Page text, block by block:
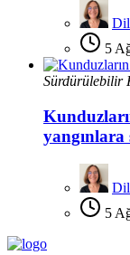
5
Sürdürülebilir
yangınlara
5